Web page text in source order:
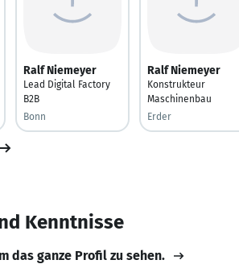
Ralf Niemeyer
Lead Digital Factory
B2B
Bonn
Ralf Niemeyer
Konstrukteur
Maschinenbau
Erder
Kenntnisse
das ganze Profil zu sehen.